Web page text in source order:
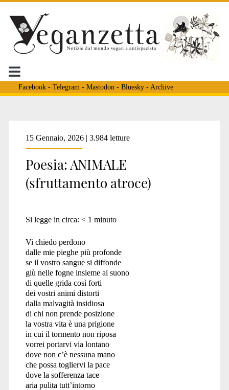
Facebook- Telegram - Mastodon - Bluesky- Archive
15 Gennaio, 2026 | 3.984 letture
Poesia: ANIMALE
(sfruttamento atroce)
Si legge in circa: < 1 minuto
Vi chiedo perdono
dalle mie pieghe più profonde
se il vostro sangue si diffonde
giù nelle fogne insieme al suono
di quelle grida così forti
dei vostri animi distorti
dalla malvagità insidiosa
di chi non prende posizione
la vostra vita è una prigione
in cui il tormento non riposa
vorrei portarvi via lontano
dove non c’è nessuna mano
che possa togliervi la pace
dove la sofferenza tace
aria pulita tutt’intorno